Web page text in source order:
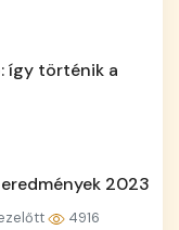
így történik a
2023
4916